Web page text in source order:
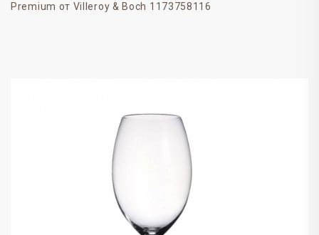
Premium от Villeroy & Boch 1173758116